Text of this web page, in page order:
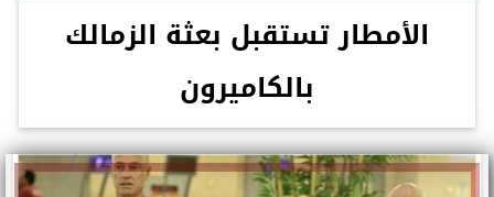
الأمطار تستقبل بعثة الزمالك
بالكاميرون